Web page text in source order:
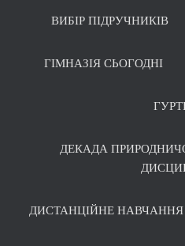
ВИБІР ПІДРУЧНИКІВ
ГІМНАЗІЯ СЬОГОДНІ
ДЕКАДА
ДИСТАНЦІЙНЕ НАВЧАННЯ